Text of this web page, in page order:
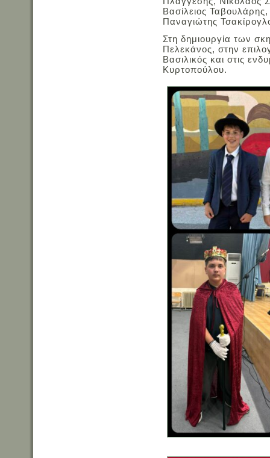
Βασίλειος
Παναγιώτης
Στη δημιουργία των
Πελεκάνος, στην
Βασιλικός και στις
Κυρτοπούλου.